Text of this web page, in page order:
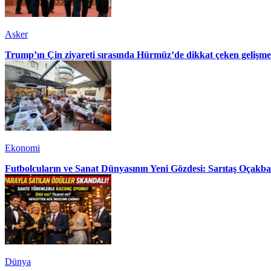
Asker
Trump’ın Çin ziyareti sırasında Hürmüz’de dikkat çeken gelişme
Ekonomi
Futbolcuların ve Sanat Dünyasının Yeni Gözdesi: Sarıtaş
Dünya